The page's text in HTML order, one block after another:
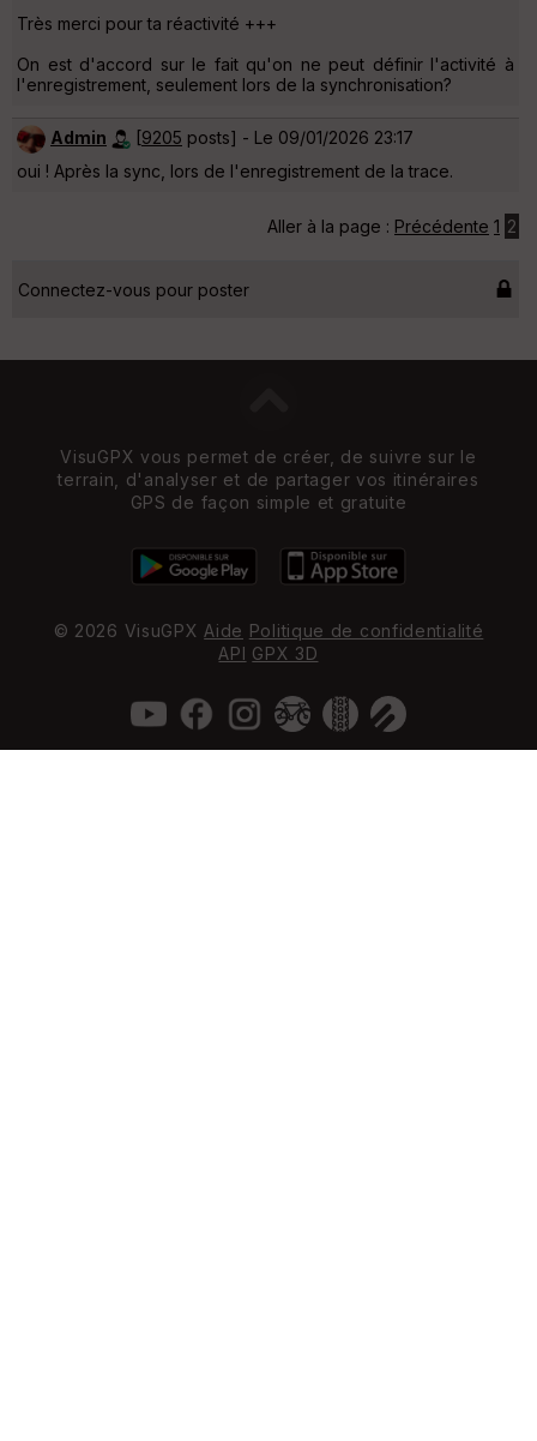
Très merci pour ta réactivité +++
On est d'accord sur le fait qu'on ne peut définir l'activité à
l'enregistrement, seulement lors de la synchronisation?
Admin [9205 posts] - Le 09/01/2026 23:17
oui ! Après la sync, lors de l'enregistrement de la trace.
Aller à la page : Précédente 1 2
Connectez-vous pour poster
VisuGPX vous permet de créer, de suivre sur le
terrain, d'analyser et de partager vos itinéraires
GPS de façon simple et gratuite
© 2026 VisuGPX Aide Politique de confidentialité
API GPX 3D